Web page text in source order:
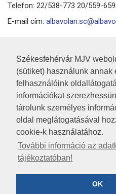
Székesfehérvár MJV
(sütiket) használunk annak
felhasználóink
információkat
tárolunk személyes
oldal meglátogatásával
cookie-k használatához.
További információ az
tájékoztatóban!
OK
Telefon: 22/538-773 20/559-
E-mail cím:
RSS
A HONLAP 2017.03.31-I
JOGI NYILATKOZAT
IMPRESSZUM
KÖZÉRDEKŰ ADATOK